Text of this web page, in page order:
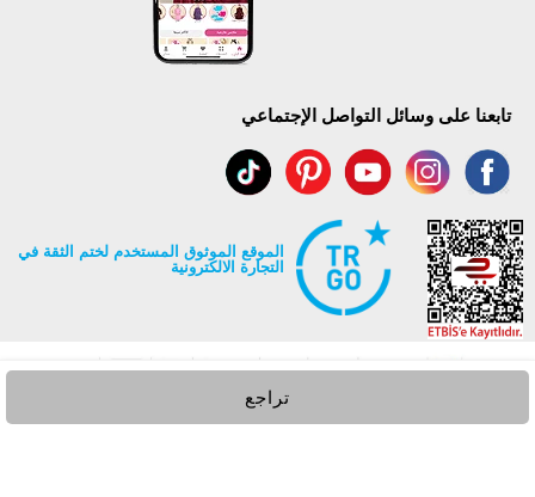
تراجع
تابعنا على وسائل التواصل الإجتماعي
الموقع الموثوق المستخدم لختم الثقة في
التجارة الالكترونية